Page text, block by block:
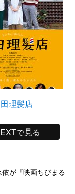
理髪店
で見る
が『映画ちびまる